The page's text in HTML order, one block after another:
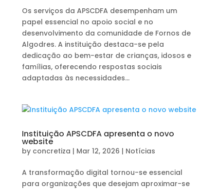
Os serviços da APSCDFA desempenham um
papel essencial no apoio social e no
desenvolvimento da comunidade de Fornos de
Algodres. A instituição destaca-se pela
dedicação ao bem-estar de crianças, idosos e
famílias, oferecendo respostas sociais
adaptadas às necessidades...
Instituição APSCDFA apresenta o novo
website
by concretiza | Mar 12, 2026 | Notícias
A transformação digital tornou-se essencial
para organizações que desejam aproximar-se